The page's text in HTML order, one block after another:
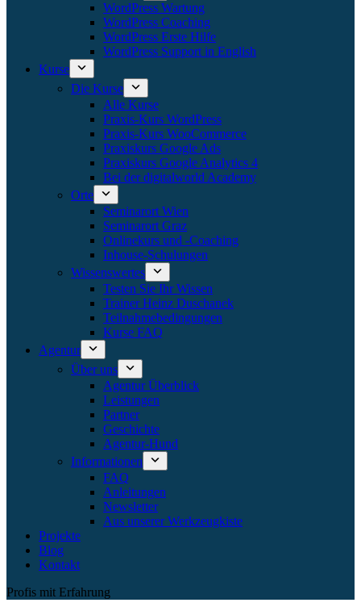
WordPress Wartung
WordPress Coaching
WordPress Erste Hilfe
WordPress Support in English
Kurse
Die Kurse
Alle Kurse
Praxis-Kurs WordPress
Praxis-Kurs WooCommerce
Praxiskurs Google Ads
Praxiskurs Google Analytics 4
Bei der digitalworld Academy
Orte
Seminarort Wien
Seminarort Graz
Onlinekurs und -Coaching
Inhouse-Schulungen
Wissenswertes
Testen Sie Ihr Wissen
Trainer Heinz Duschanek
Teilnahmebedingungen
Kurse FAQ
Agentur
Über uns
Agentur Überblick
Leistungen
Partner
Geschichte
Agentur-Hund
Informationen
FAQ
Anleitungen
Newsletter
Aus unserer Werkzeugkiste
Projekte
Blog
Kontakt
Profis mit Erfahrung